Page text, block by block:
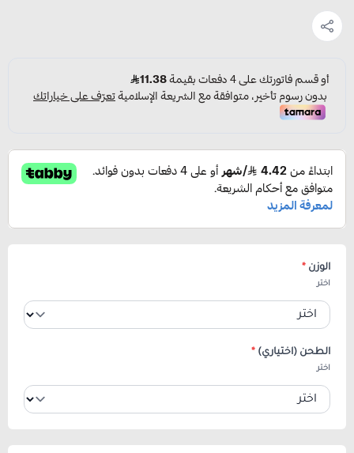
الوزن *
اختر
الطحن (اختياري) *
اختر